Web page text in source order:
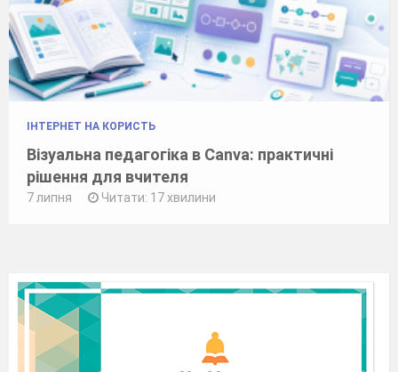
ІНТЕРНЕТ НА КОРИСТЬ
Візуальна педагогіка в Canva: практичні
рішення для вчителя
7 липня Читати: 17 хвилини